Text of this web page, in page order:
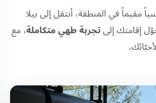
مقيماً في المنطقة، أنتقل إلى بيلا
إقامتك إلىتجربة طهي متكاملة، مع